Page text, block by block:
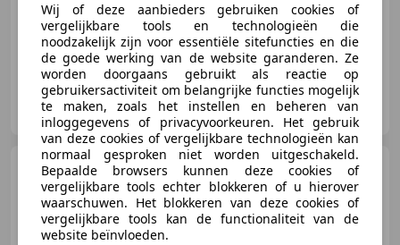
09/2015 30.243 km Benzine 390 kW (530 PK)
Vemu Trading B.V.
NL-2231 AG RIJNSBURG
Maserati Quattroporte
3.8L V8 GTS | Carbon pakket |
530pk | 64.000km |
Wij of deze aanbieders gebruiken cookies of
vergelijkbare tools en technologieën die
noodzakelijk zijn voor essentiële sitefuncties en die
de goede werking van de website garanderen. Ze
worden doorgaans gebruikt als reactie op
gebruikersactiviteit om belangrijke functies mogelijk
te maken, zoals het instellen en beheren van
inloggegevens of privacyvoorkeuren. Het gebruik
van deze cookies of vergelijkbare technologieën kan
normaal gesproken niet worden uitgeschakeld.
Bepaalde browsers kunnen deze cookies of
vergelijkbare tools echter blokkeren of u hierover
waarschuwen. Het blokkeren van deze cookies of
vergelijkbare tools kan de functionaliteit van de
website beïnvloeden.